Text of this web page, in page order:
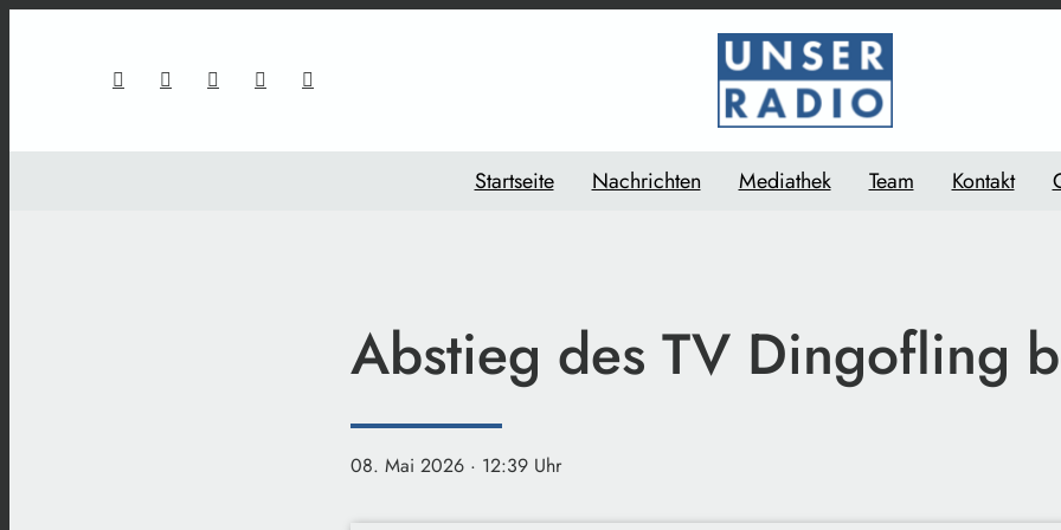
Startseite Nachrichten Mediathek Team Kontakt
Abstieg des TV Dingofling
08. Mai 2026 · 12:39 Uhr